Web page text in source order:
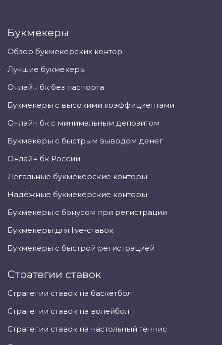
Букмекеры
Обзор букмекерских контор
Лучшие букмекеры
Онлайн бк без паспорта
Букмекеры с высокими коэффициентами
Онлайн бк с минимальным депозитом
Букмекеры с быстрым выводом денег
Онлайн бк России
Легальные букмекерские конторы
Надёжные букмекерские конторы
Букмекеры с бонусом при регистрации
Букмекеры для live-ставок
Букмекеры с быстрой регистрацией
Стратегии ставок
Стратегии ставок на баскетбол
Стратегии ставок на волейбол
Стратегии ставок на настольный теннис